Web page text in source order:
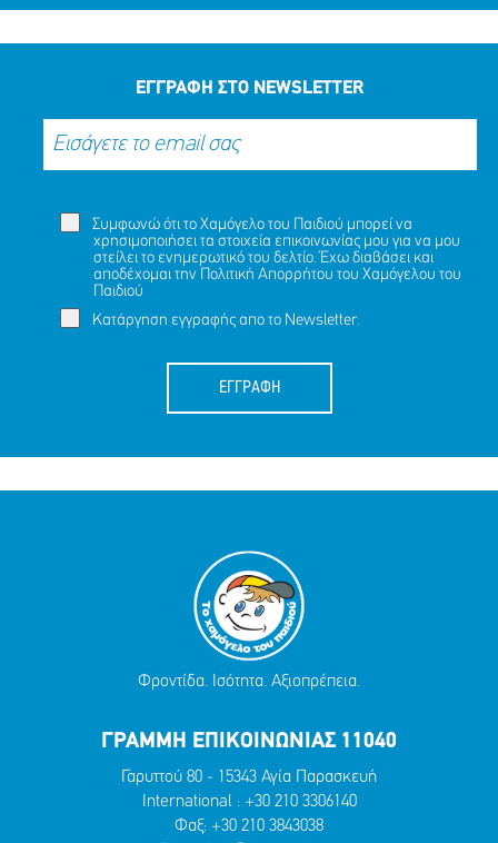
ΕΓΓΡΑΦΗ ΣΤΟ NEWSLETTER
Συμφωνώ ότι το Χαμόγελο του Παιδιού μπορεί να
χρησιμοποιήσει τα στοιχεία επικοινωνίας μου για να μου
στείλει το ενημερωτικό του δελτίο. Έχω διαβάσει και
αποδέχομαι την Πολιτική Απορρήτου του Χαμόγελου του
Παιδιού
Κατάργηση εγγραφής απο το Newsletter.
ΕΓΓΡΑΦΗ
Φροντίδα. Ισότητα. Αξιοπρέπεια.
ΓΡΑΜΜΗ ΕΠΙΚΟΙΝΩΝΙΑΣ 11040
Γαρυττού 80 - 15343 Αγία Παρασκευή
International : +30 210 3306140
Φαξ: +30 210 3843038